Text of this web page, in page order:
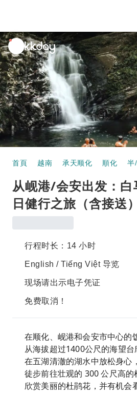
unread
notifications
首頁 越南 承天顺化 順化 半
从岘港/会安出发：白
日健行之旅（含接送）
行程时长：14 小时
English / Tiếng Việt 导览
现场请出示电子凭证
免费取消！
在顺化、岘港和会安市中心的
从海拔超过1400公尺的海望台
在五湖清澈的湖水中放松身心
徒步前往壮观的 300 公尺高的
欣赏美丽的杜鹃花，并有机会